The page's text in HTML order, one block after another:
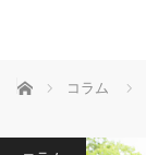
ホーム コラム